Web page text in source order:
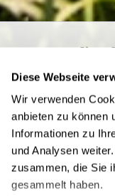
Diese Webseite
Wir verwenden
anbieten zu können
Informationen zu
und Analysen
zusammen, die Sie
gesammelt haben.
92514-0
Shop
Büro-
Kontakt